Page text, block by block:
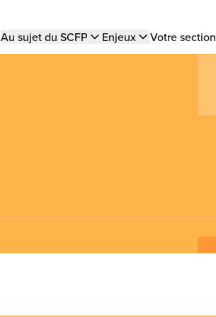
Main
Au sujet du SCFP Enjeux Votre